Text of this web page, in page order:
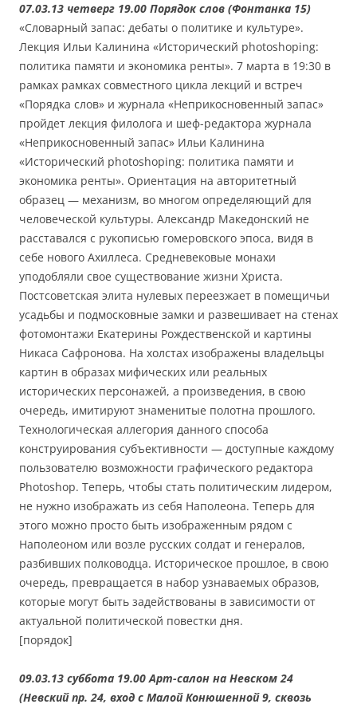
07.03.13 четверг 19.00 Порядок слов (Фонтанка 15)
«Словарный запас: дебаты о политике и культуре».
Лекция Ильи Калинина «Исторический photoshoping:
политика памяти и экономика ренты». 7 марта в 19:30 в
рамках рамках совместного цикла лекций и встреч
«Порядка слов» и журнала «Неприкосновенный запас»
пройдет лекция филолога и шеф-редактора журнала
«Неприкосновенный запас» Ильи Калинина
«Исторический photoshoping: политика памяти и
экономика ренты». Ориентация на авторитетный
образец — механизм, во многом определяющий для
человеческой культуры. Александр Македонский не
расставался с рукописью гомеровского эпоса, видя в
себе нового Ахиллеса. Средневековые монахи
уподобляли свое существование жизни Христа.
Постсоветская элита нулевых переезжает в помещичьи
усадьбы и подмосковные замки и развешивает на стенах
фотомонтажи Екатерины Рождественской и картины
Никаса Сафронова. На холстах изображены владельцы
картин в образах мифических или реальных
исторических персонажей, а произведения, в свою
очередь, имитируют знаменитые полотна прошлого.
Технологическая аллегория данного способа
конструирования субъективности — доступные каждому
пользователю возможности графического редактора
Photoshop. Теперь, чтобы стать политическим лидером,
не нужно изображать из себя Наполеона. Теперь для
этого можно просто быть изображенным рядом с
Наполеоном или возле русских солдат и генералов,
разбивших полководца. Историческое прошлое, в свою
очередь, превращается в набор узнаваемых образов,
которые могут быть задействованы в зависимости от
актуальной политической повестки дня.
[порядок]
09.03.13 суббота 19.00 Арт-салон на Невском 24
(Невский пр. 24, вход с Малой Конюшенной 9, сквозь